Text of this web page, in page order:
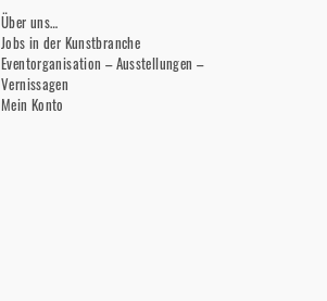
Über uns…
Jobs in der Kunstbranche
Eventorganisation – Ausstellungen –
Vernissagen
Mein Konto